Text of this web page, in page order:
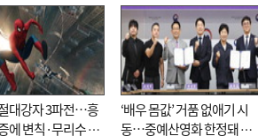
대강자 3파전…흥
에 변칙·무리수 마
‘배우 몸값’ 거품 없애기 시
동…중예산영화 한정돼 실